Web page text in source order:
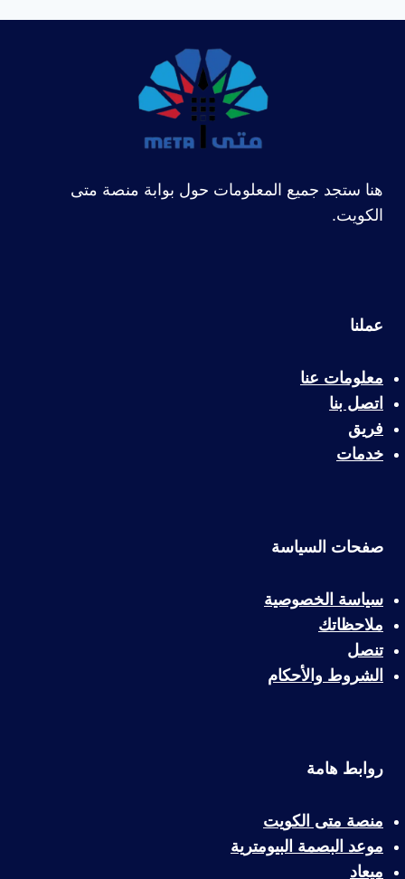
هنا ستجد جميع المعلومات حول بوابة منصة متى
الكويت.
عملنا
معلومات عنا
اتصل بنا
فريق
خدمات
صفحات السياسة
سياسة الخصوصية
ملاحظاتك
تنصل
الشروط والأحكام
روابط هامة
منصة متى الكويت
موعد البصمة البيومترية
ميعاد